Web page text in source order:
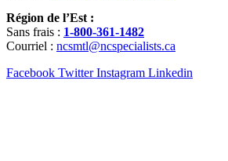
Région de l’Est :
Sans frais : 1-800-361-1482
Courriel : ncsmtl@ncspecialists.ca
Facebook Twitter Instagram Linkedin